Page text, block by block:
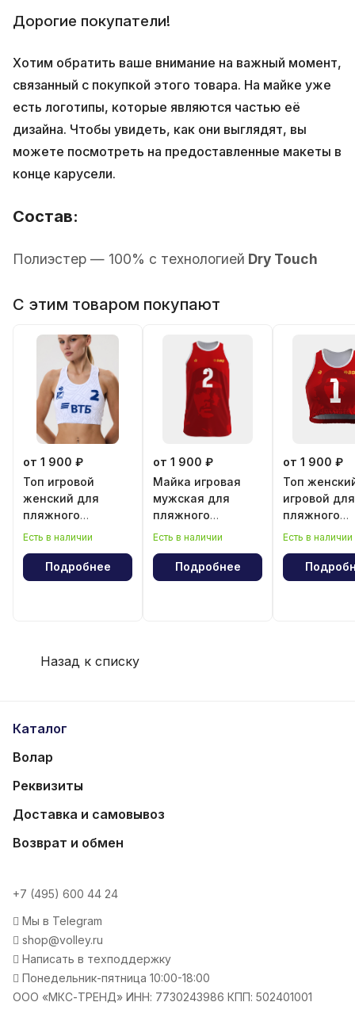
Дорогие покупатели!
Хотим обратить ваше внимание на важный момент,
связанный с покупкой этого товара. На майке уже
есть логотипы, которые являются частью её
дизайна. Чтобы увидеть, как они выглядят, вы
можете посмотреть на предоставленные макеты в
конце карусели.
Состав:
Полиэстер — 100% с технологией Dry Touch
С этим товаром покупают
от 1 900 ₽
Топ игровой
женский для
пляжного
волейбола
Есть в наличии
Подробнее
от 1 900 ₽
Майка игровая
мужская для
пляжного
волейбола
Гевара"
Есть в наличии
Подробнее
от 1 900 ₽
Топ
игровой для
пляжного
волейбола
Гевара"
Есть в наличии
Назад к списку
Каталог
Волар
Реквизиты
Доставка и самовывоз
Возврат и обмен
+7 (495) 600 44 24
Мы в Telegram
shop@volley.ru
Написать в техподдержку
Понедельник-пятница 10:00-18:00
ООО «МКС-ТРЕНД» ИНН: 7730243986 КПП: 502401001